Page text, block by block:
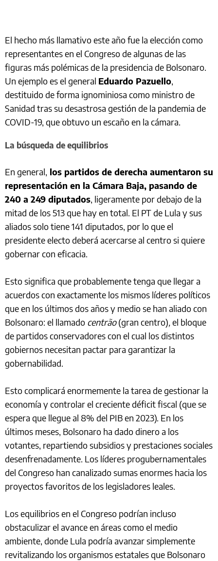
El hecho más llamativo este año fue la elección como
representantes en el Congreso de algunas de las
figuras más polémicas de la presidencia de Bolsonaro.
Un ejemplo es el general Eduardo Pazuello,
destituido de forma ignominiosa como ministro de
Sanidad tras su desastrosa gestión de la pandemia de
COVID-19, que obtuvo un escaño en la cámara.
La búsqueda de equilibrios
En general, los partidos de derecha aumentaron su
representación en la Cámara Baja, pasando de
240 a 249 diputados, ligeramente por debajo de la
mitad de los 513 que hay en total. El PT de Lula y sus
aliados solo tiene 141 diputados, por lo que el
presidente electo deberá acercarse al centro si quiere
gobernar con eficacia.
Esto significa que probablemente tenga que llegar a
acuerdos con exactamente los mismos líderes políticos
que en los últimos dos años y medio se han aliado con
Bolsonaro: el llamado centrão(gran centro),el bloque
de partidos conservadores con el cual los distintos
gobiernos necesitan pactar para garantizar la
gobernabilidad.
Esto complicará enormemente la tarea de gestionar la
economía y controlar el creciente déficit fiscal (que se
espera que llegue al 8% del PIB en 2023). En los
últimos meses, Bolsonaro ha dado dinero a los
votantes, repartiendo subsidios y prestaciones sociales
desenfrenadamente. Los líderes progubernamentales
del Congreso han canalizado sumas enormes hacia los
proyectos favoritos de los legisladores leales.
Los equilibrios en el Congreso podrían incluso
obstaculizar el avance en áreas como el medio
ambiente, donde Lula podría avanzar simplemente
revitalizando los organismos estatales que Bolsonaro